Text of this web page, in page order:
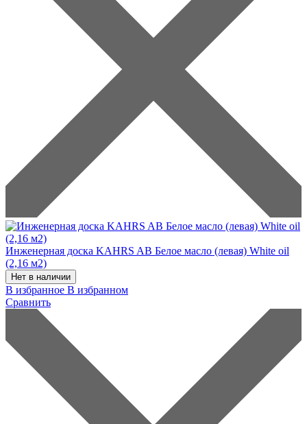
Инженерная доска KAHRS AB Белое масло (левая) White oil
(2,16 м2)
Нет в наличии
В избранное В избранном
Сравнить